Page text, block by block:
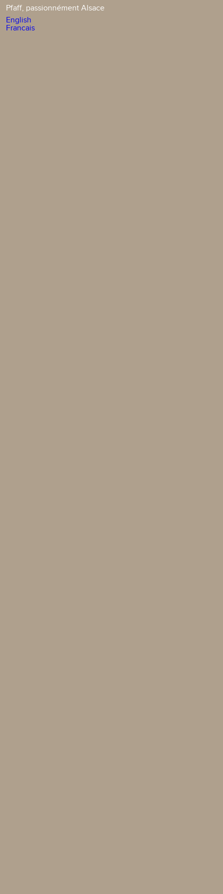
Pfaff, passionnément Alsace
English
Francais